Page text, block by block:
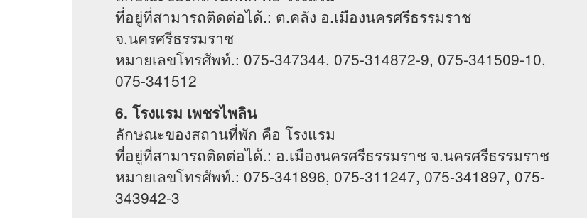
ที่อยู่ที่สามารถติดต่อได้.: ต.คลัง อ.เมืองนครศรีธรรมราช
จ.นครศรีธรรมราช
หมายเลขโทรศัพท์.: 075-347344, 075-314872-9, 075-341509-10,
075-341512
6. โรงแรม เพชรไพลิน
ลักษณะของสถานที่พัก คือ โรงแรม
ที่อยู่ที่สามารถติดต่อได้.: อ.เมืองนครศรีธรรมราช จ.นครศรีธรรมราช
หมายเลขโทรศัพท์.: 075-341896, 075-311247, 075-341897, 075-
343942-3